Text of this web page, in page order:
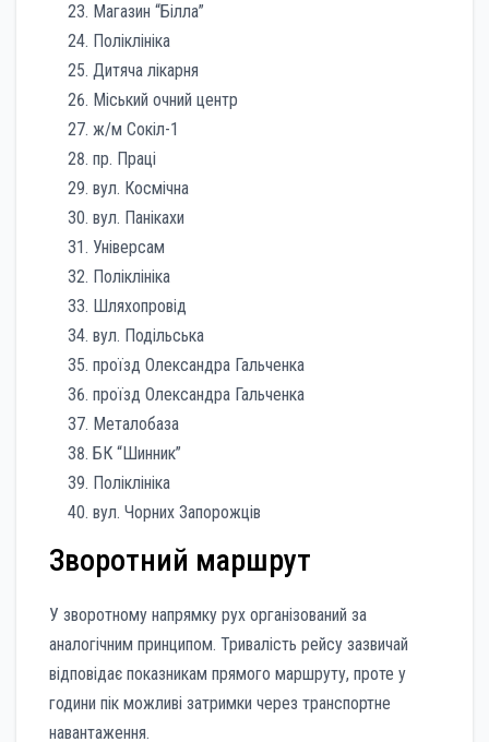
Магазин “Білла”
Поліклініка
Дитяча лікарня
Міський очний центр
ж/м Сокіл-1
пр. Праці
вул. Космічна
вул. Панікахи
Універсам
Поліклініка
Шляхопровід
вул. Подільська
проїзд Олександра Гальченка
проїзд Олександра Гальченка
Металобаза
БК “Шинник”
Поліклініка
вул. Чорних Запорожців
Зворотний маршрут
У зворотному напрямку рух організований за
аналогічним принципом. Тривалість рейсу зазвичай
відповідає показникам прямого маршруту, проте у
години пік можливі затримки через транспортне
навантаження.